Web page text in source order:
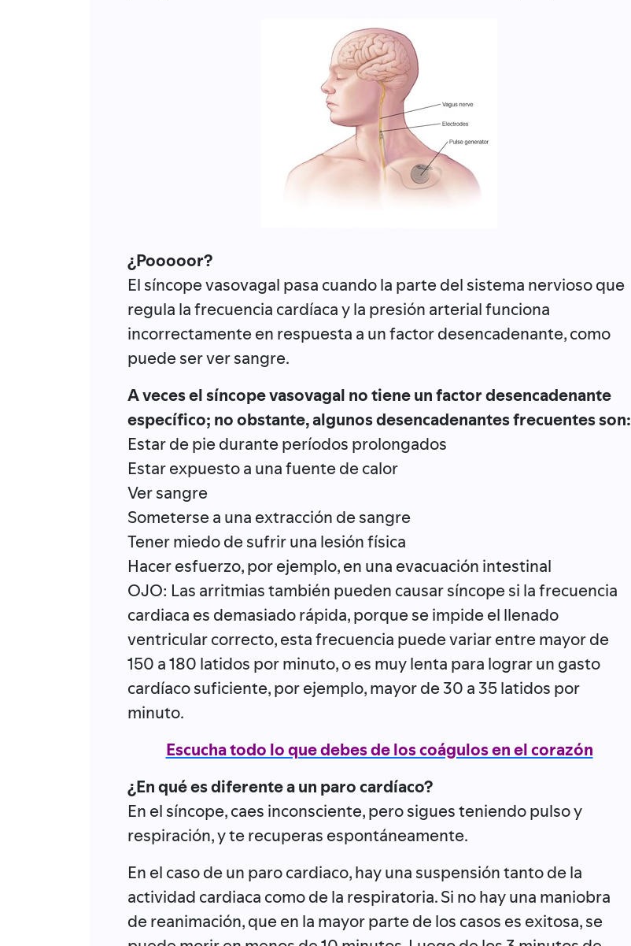
¿Pooooor?
El síncope vasovagal pasa cuando la parte del sistema nervioso que
regula la frecuencia cardíaca y la presión arterial funciona
incorrectamente en respuesta a un factor desencadenante, como
puede ser ver sangre.
A veces el síncope vasovagal no tiene un factor desencadenante
específico; no obstante, algunos desencadenantes frecuentes son:
Estar de pie durante períodos prolongados
Estar expuesto a una fuente de calor
Ver sangre
Someterse a una extracción de sangre
Tener miedo de sufrir una lesión física
Hacer esfuerzo, por ejemplo, en una evacuación intestinal
OJO: Las arritmias también pueden causar síncope si la frecuencia
cardiaca es demasiado rápida, porque se impide el llenado
ventricular correcto, esta frecuencia puede variar entre mayor de
150 a 180 latidos por minuto, o es muy lenta para lograr un gasto
cardíaco suficiente, por ejemplo, mayor de 30 a 35 latidos por
minuto.
Escucha todo lo que debes de los coágulos en el corazón
¿En qué es diferente a un paro cardíaco?
En el síncope, caes inconsciente, pero sigues teniendo pulso y
respiración, y te recuperas espontáneamente.
En el caso de un paro cardiaco, hay una suspensión tanto de la
actividad cardiaca como de la respiratoria. Si no hay una maniobra
de reanimación, que en la mayor parte de los casos es exitosa, se